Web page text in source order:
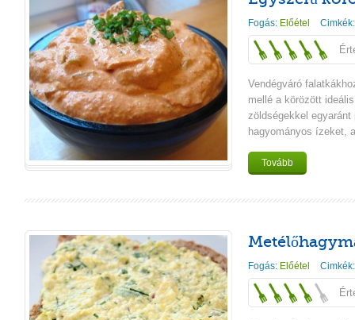
Fogás: Előétel
Vendégváró
mellé a körözött
zöldségekkel
hagyományos ízeket,
Tovább
Fogás: Előétel